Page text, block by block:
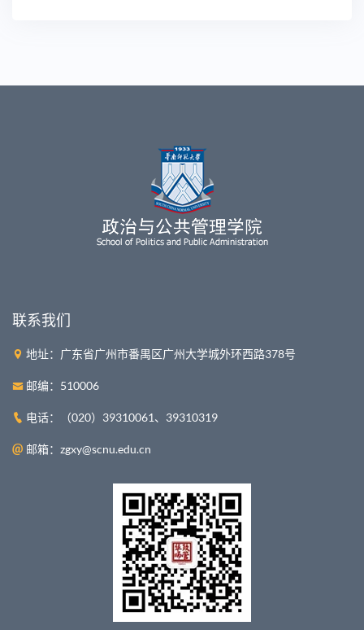
联系我们
地址：广东省广州市番禺区广州大学城外环西路378号
邮编：510006
电话：（020）39310061、39310319
邮箱：zgxy@scnu.edu.cn